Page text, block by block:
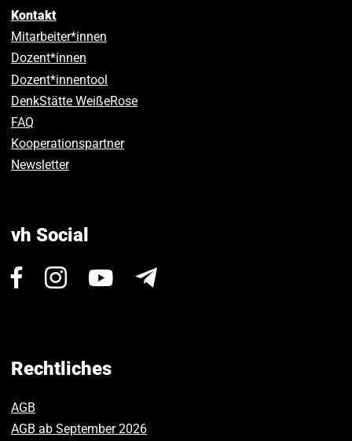
Kontakt
Mitarbeiter*innen
Dozent*innen
Dozent*innentool
DenkStätte WeißeRose
FAQ
Kooperationspartner
Newsletter
vh Social
Besuchen
Facebook.
Besuchen
Instagram.
Besuchen
Rechtliches
AGB
AGB ab September 2026